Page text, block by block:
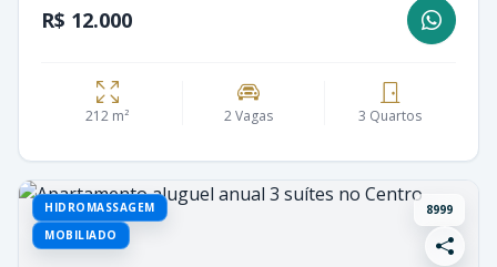
R$ 12.000
212 m² 2 Vagas 3 Quartos
HIDROMASSAGEM
MOBILIADO
8999